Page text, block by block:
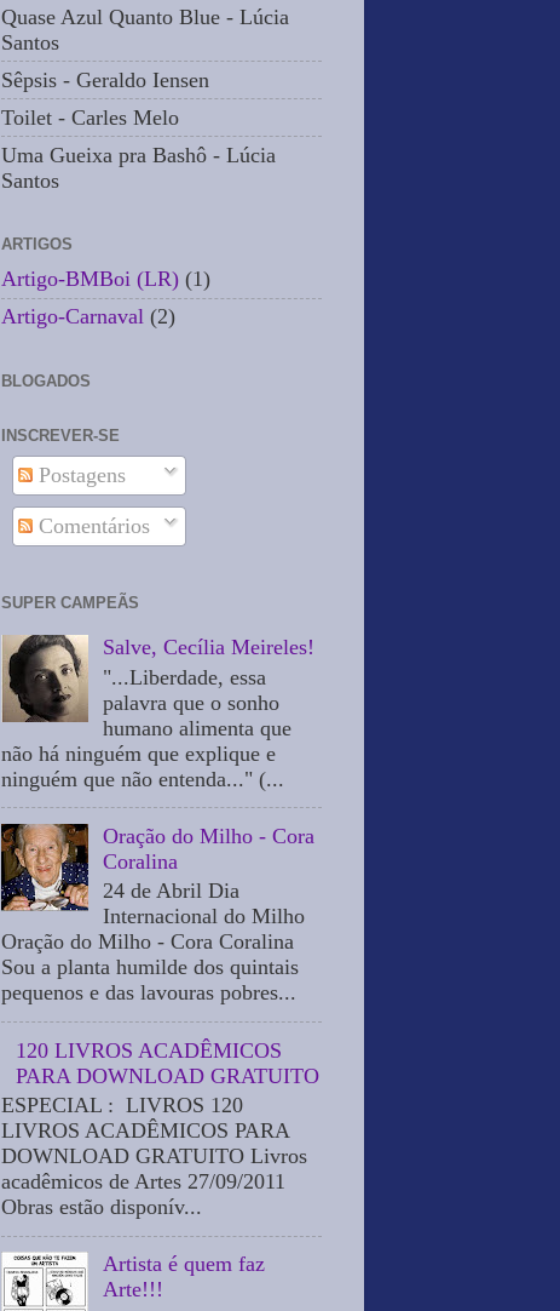
Quase Azul Quanto Blue - Lúcia
Santos
Sêpsis - Geraldo Iensen
Toilet - Carles Melo
Uma Gueixa pra Bashô - Lúcia
Santos
ARTIGOS
Artigo-BMBoi (LR) (1)
Artigo-Carnaval (2)
BLOGADOS
INSCREVER-SE
Postagens
Comentários
SUPER CAMPEÃS
Salve, Cecília Meireles!
"...Liberdade, essa
palavra que o sonho
humano alimenta que
não há ninguém que explique e
ninguém que não entenda..." (...
Oração do Milho - Cora
Coralina
24 de Abril Dia
Internacional do Milho
Oração do Milho - Cora Coralina
Sou a planta humilde dos quintais
pequenos e das lavouras pobres...
120 LIVROS ACADÊMICOS
PARA DOWNLOAD GRATUITO
ESPECIAL : LIVROS 120
LIVROS ACADÊMICOS PARA
DOWNLOAD GRATUITO Livros
acadêmicos de Artes 27/09/2011
Obras estão disponív...
Artista é quem faz
Arte!!!